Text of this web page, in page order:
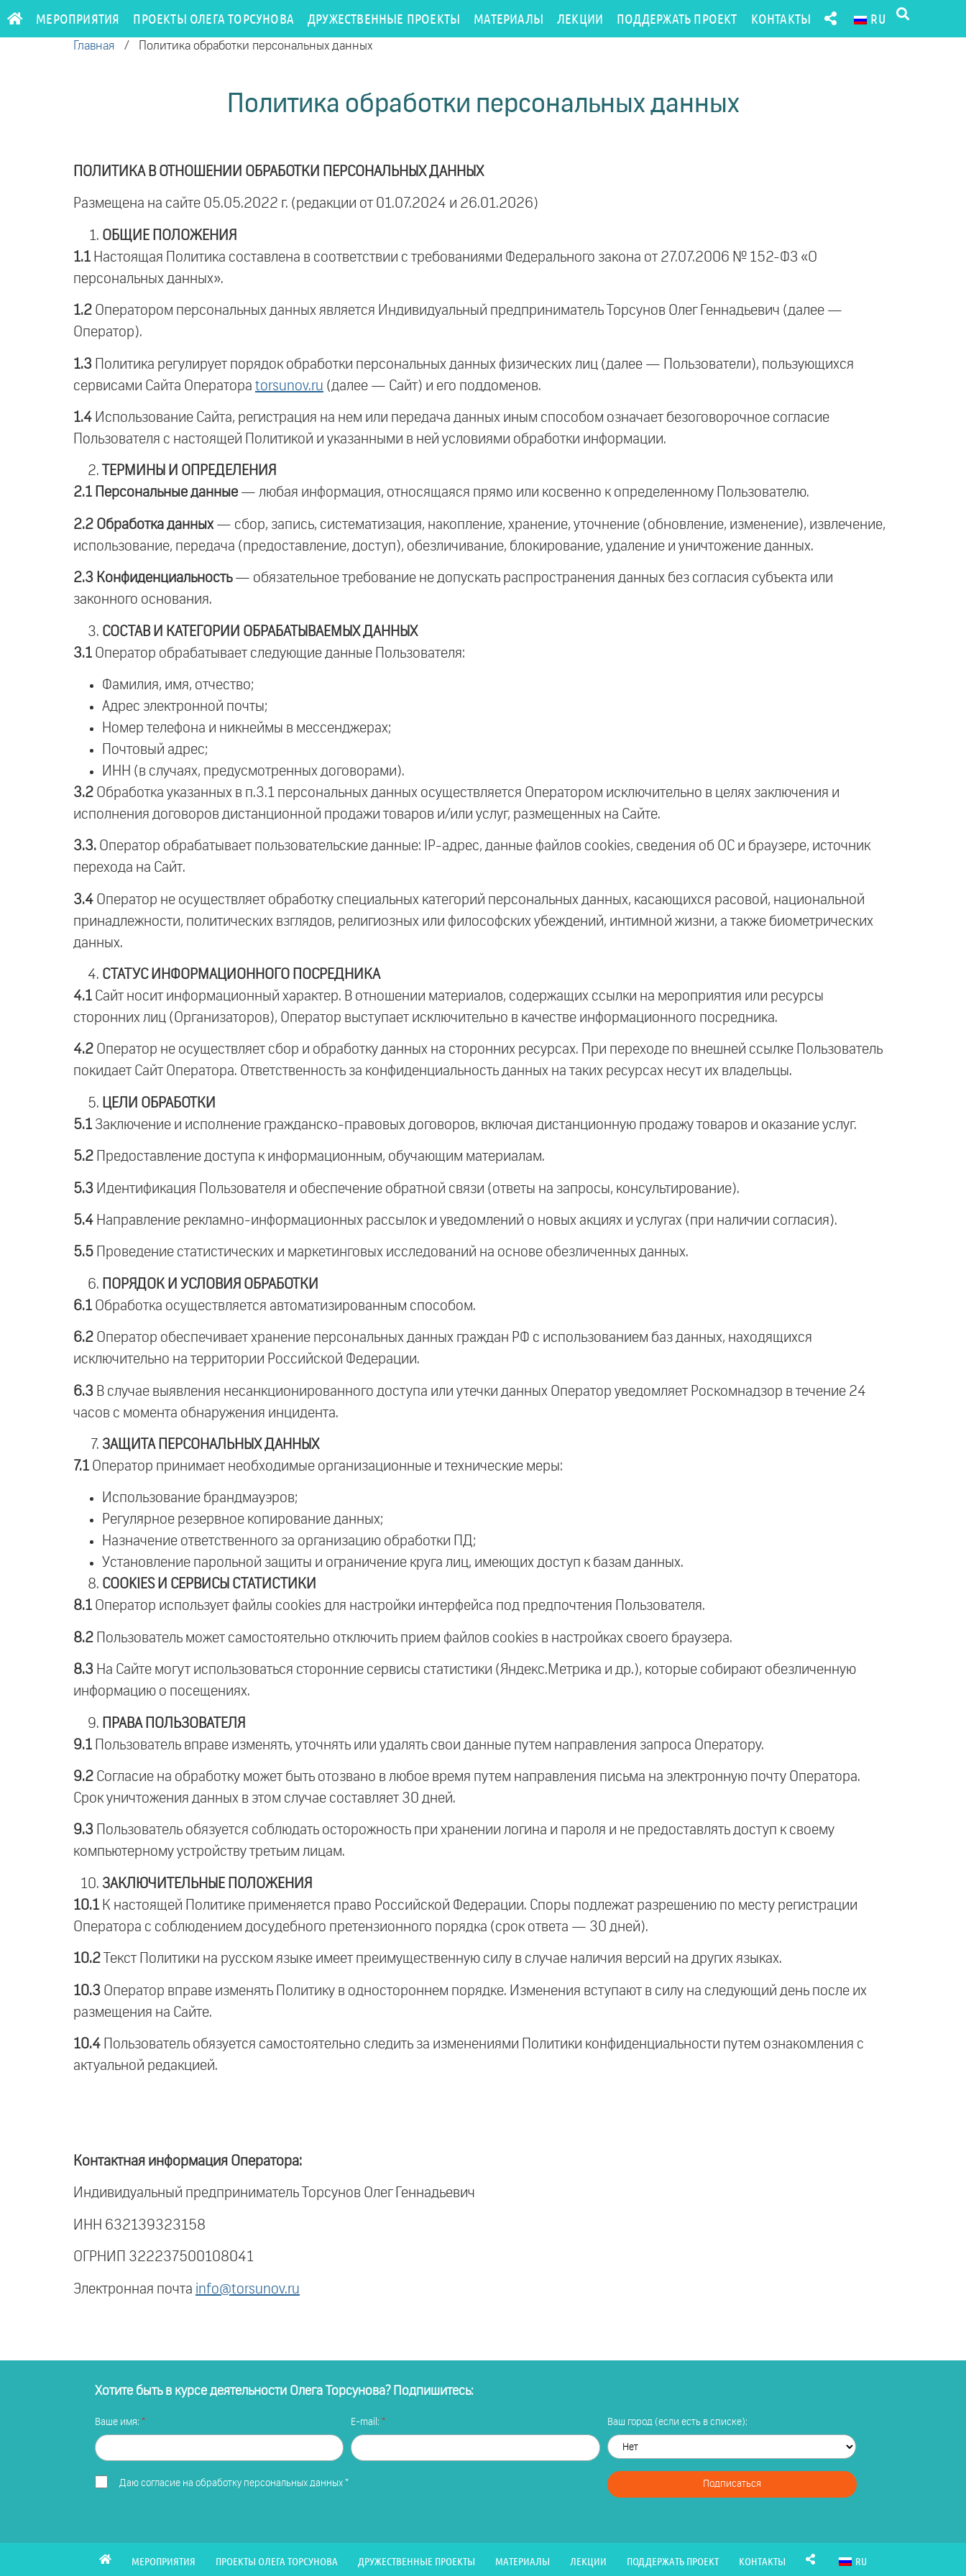
МЕРОПРИЯТИЯ ПРОЕКТЫ ОЛЕГА ТОРСУНОВА ДРУЖЕСТВЕННЫЕ ПРОЕКТЫ МАТЕРИАЛЫ ЛЕКЦИИ ПОДДЕРЖАТЬ ПРОЕКТ КОНТАКТЫ RU
Главная / Политика обработки персональных данных
Политика обработки персональных данных
ПОЛИТИКА В ОТНОШЕНИИ ОБРАБОТКИ ПЕРСОНАЛЬНЫХ ДАННЫХ
Размещена на сайте 05.05.2022 г. (редакции от 01.07.2024 и 26.01.2026)
ОБЩИЕ ПОЛОЖЕНИЯ
1.1 Настоящая Политика составлена в соответствии с требованиями Федерального закона от 27.07.2006 № 152-ФЗ «О
персональных данных».
1.2 Оператором персональных данных является Индивидуальный предприниматель Торсунов Олег Геннадьевич (далее —
Оператор).
1.3 Политика регулирует порядок обработки персональных данных физических лиц (далее — Пользователи), пользующихся
сервисами Сайта Оператора torsunov.ru (далее — Сайт) и его поддоменов.
1.4 Использование Сайта, регистрация на нем или передача данных иным способом означает безоговорочное согласие
Пользователя с настоящей Политикой и указанными в ней условиями обработки информации.
ТЕРМИНЫ И ОПРЕДЕЛЕНИЯ
2.1 Персональные данные — любая информация, относящаяся прямо или косвенно к определенному Пользователю.
2.2 Обработка данных — сбор, запись, систематизация, накопление, хранение, уточнение (обновление, изменение), извлечение,
использование, передача (предоставление, доступ), обезличивание, блокирование, удаление и уничтожение данных.
2.3 Конфиденциальность— обязательное требование не допускать распространения данных без согласия субъекта или
законного основания.
СОСТАВ И КАТЕГОРИИ ОБРАБАТЫВАЕМЫХ ДАННЫХ
3.1 Оператор обрабатывает следующие данные Пользователя:
Фамилия, имя, отчество;
Адрес электронной почты;
Номер телефона и никнеймы в мессенджерах;
Почтовый адрес;
ИНН (в случаях, предусмотренных договорами).
3.2 Обработка указанных в п.3.1 персональных данных осуществляется Оператором исключительно в целях заключения и
исполнения договоров дистанционной продажи товаров и/или услуг, размещенных на Сайте.
3.3. Оператор обрабатывает пользовательские данные: IP-адрес, данные файлов cookies, сведения об ОС и браузере, источник
перехода на Сайт.
3.4 Оператор не осуществляет обработку специальных категорий персональных данных, касающихся расовой, национальной
принадлежности, политических взглядов, религиозных или философских убеждений, интимной жизни, а также биометрических
данных.
СТАТУС ИНФОРМАЦИОННОГО ПОСРЕДНИКА
4.1 Сайт носит информационный характер. В отношении материалов, содержащих ссылки на мероприятия или ресурсы
сторонних лиц (Организаторов), Оператор выступает исключительно в качестве информационного посредника.
4.2 Оператор не осуществляет сбор и обработку данных на сторонних ресурсах. При переходе по внешней ссылке Пользователь
покидает Сайт Оператора. Ответственность за конфиденциальность данных на таких ресурсах несут их владельцы.
ЦЕЛИ ОБРАБОТКИ
5.1 Заключение и исполнение гражданско-правовых договоров, включая дистанционную продажу товаров и оказание услуг.
5.2 Предоставление доступа к информационным, обучающим материалам.
5.3 Идентификация Пользователя и обеспечение обратной связи (ответы на запросы, консультирование).
5.4 Направление рекламно-информационных рассылок и уведомлений о новых акциях и услугах (при наличии согласия).
5.5 Проведение статистических и маркетинговых исследований на основе обезличенных данных.
ПОРЯДОК И УСЛОВИЯ ОБРАБОТКИ
6.1 Обработка осуществляется автоматизированным способом.
6.2 Оператор обеспечивает хранение персональных данных граждан РФ с использованием баз данных, находящихся
исключительно на территории Российской Федерации.
6.3 В случае выявления несанкционированного доступа или утечки данных Оператор уведомляет Роскомнадзор в течение 24
часов с момента обнаружения инцидента.
ЗАЩИТА ПЕРСОНАЛЬНЫХ ДАННЫХ
7.1 Оператор принимает необходимые организационные и технические меры:
Использование брандмауэров;
Регулярное резервное копирование данных;
Назначение ответственного за организацию обработки ПД;
Установление парольной защиты и ограничение круга лиц, имеющих доступ к базам данных.
COOKIES И СЕРВИСЫ СТАТИСТИКИ
8.1 Оператор использует файлы cookies для настройки интерфейса под предпочтения Пользователя.
8.2 Пользователь может самостоятельно отключить прием файлов cookies в настройках своего браузера.
8.3 На Сайте могут использоваться сторонние сервисы статистики (Яндекс.Метрика и др.), которые собирают обезличенную
информацию о посещениях.
ПРАВА ПОЛЬЗОВАТЕЛЯ
9.1 Пользователь вправе изменять, уточнять или удалять свои данные путем направления запроса Оператору.
9.2 Согласие на обработку может быть отозвано в любое время путем направления письма на электронную почту Оператора.
Срок уничтожения данных в этом случае составляет 30 дней.
9.3 Пользователь обязуется соблюдать осторожность при хранении логина и пароля и не предоставлять доступ к своему
компьютерному устройству третьим лицам.
ЗАКЛЮЧИТЕЛЬНЫЕ ПОЛОЖЕНИЯ
10.1 К настоящей Политике применяется право Российской Федерации. Споры подлежат разрешению по месту регистрации
Оператора с соблюдением досудебного претензионного порядка (срок ответа — 30 дней).
10.2 Текст Политики на русском языке имеет преимущественную силу в случае наличия версий на других языках.
10.3 Оператор вправе изменять Политику в одностороннем порядке. Изменения вступают в силу на следующий день после их
размещения на Сайте.
10.4 Пользователь обязуется самостоятельно следить за изменениями Политики конфиденциальности путем ознакомления с
актуальной редакцией.
Контактная информация Оператора:
Индивидуальный предприниматель Торсунов Олег Геннадьевич
ИНН 632139323158
ОГРНИП 322237500108041
Электронная почта info@torsunov.ru
Хотите быть в курсе деятельности Олега Торсунова? Подпишитесь:
Ваше имя: E-mail: Ваш город (если есть в списке):
Даю согласие на обработку персональных данных* Подписаться
МЕРОПРИЯТИЯ ПРОЕКТЫ ОЛЕГА ТОРСУНОВА ДРУЖЕСТВЕННЫЕ ПРОЕКТЫ МАТЕРИАЛЫ ЛЕКЦИИ ПОДДЕРЖАТЬ ПРОЕКТ КОНТАКТЫ RU